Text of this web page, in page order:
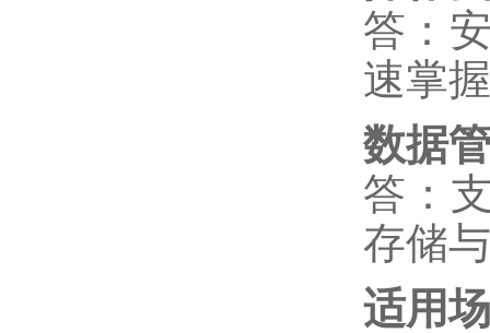
答：
速掌
数据
答：
存储
适用